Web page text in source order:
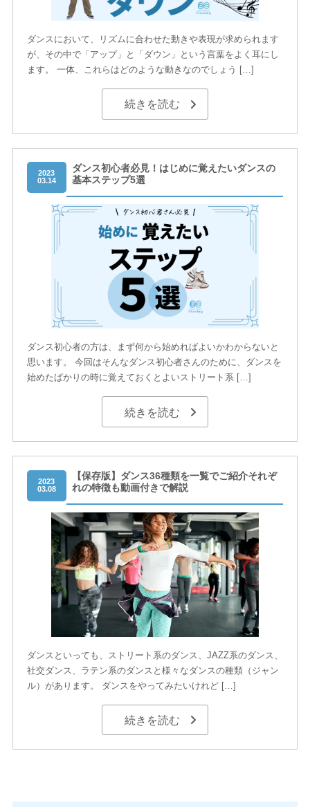
ダンスにおいて、リズムに合わせた動きや表現が求められます
が、その中で「アップ」と「ダウン」という言葉をよく耳にし
ます。 一体、これらはどのような動きなのでしょう […]
続きを読む
2023
03.14
ダンス初心者必見！はじめに覚えたいダンスの
基本ステップ5選
ダンス初心者の方は、まず何から始めればよいかわからないと
思います。 今回はそんなダンス初心者さんのために、ダンスを
始めたばかりの時に覚えておくとよいストリート系 […]
続きを読む
2023
03.08
【保存版】ダンス36種類を一覧でご紹介それぞ
れの特徴も動画付きで解説
ダンスといっても、ストリート系のダンス、JAZZ系のダンス、
社交ダンス、ラテン系のダンスと様々なダンスの種類（ジャン
ル）があります。 ダンスをやってみたいけれど […]
続きを読む